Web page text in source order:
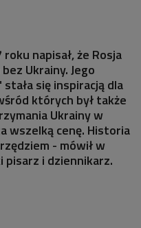
napisał, że Rosja
Ukrainy. Jego
się inspiracją dla
których był także
Ukrainy w
wszelką cenę. Historia
- mówił w
pisarz i dziennikarz.